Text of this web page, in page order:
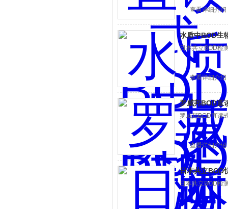
查看详细介绍
水质中BOD生
日本共立BOD检
查看详细介绍
罗威邦BOD直
罗威邦BOD直读
查看详细介绍
日本共立BOD
日本共立BOD检